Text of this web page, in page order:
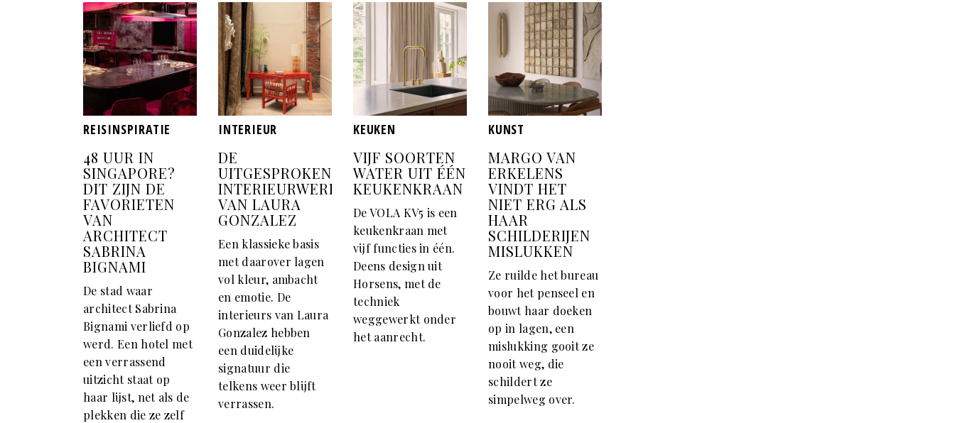
REISINSPIRATIE
48 UUR IN
SINGAPORE?
DIT ZIJN DE
FAVORIETEN
VAN
ARCHITECT
SABRINA
BIGNAMI
De stad waar
architect Sabrina
Bignami verliefd op
werd. Een hotel met
een verrassend
uitzicht staat op
haar lijst, net als de
plekken die ze zelf
INTERIEUR
DE
UITGESPROKEN
INTERIEURWERELD
VAN LAURA
GONZALEZ
Een klassieke basis
met daarover lagen
vol kleur, ambacht
en emotie. De
interieurs van Laura
Gonzalez hebben
een duidelijke
signatuur die
telkens weer blijft
verrassen.
KEUKEN
VIJF SOORTEN
WATER UIT ÉÉN
KEUKENKRAAN
De VOLA KV5 is een
keukenkraan met
vijf functies in één.
Deens design uit
Horsens, met de
techniek
weggewerkt onder
het aanrecht.
KUNST
MARGO VAN
ERKELENS
VINDT HET
NIET ERG ALS
HAAR
SCHILDERIJEN
MISLUKKEN
Ze ruilde het bureau
voor het penseel en
bouwt haar doeken
op in lagen, een
mislukking gooit ze
nooit weg, die
schildert ze
simpelweg over.